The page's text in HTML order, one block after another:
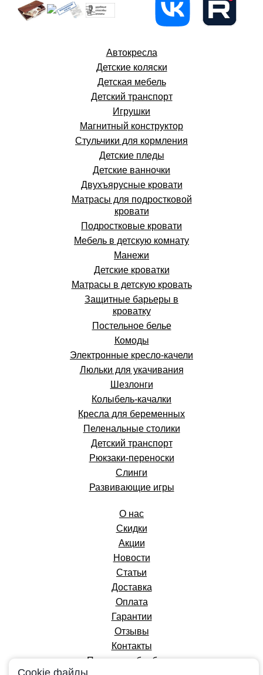
Автокресла
Детские коляски
Детская мебель
Детский транспорт
Игрушки
Магнитный конструктор
Стульчики для кормления
Детские пледы
Детские ванночки
Двухъярусные кровати
Матрасы для подростковой
кровати
Подростковые кровати
Мебель в детскую комнату
Манежи
Детские кроватки
Матрасы в детскую кровать
Защитные барьеры в
кроватку
Постельное белье
Комоды
Электронные кресло-качели
Люльки для укачивания
Шезлонги
Колыбель-качалки
Кресла для беременных
Пеленальные столики
Детский транспорт
Рюкзаки-переноски
Слинги
Развивающие игры
О нас
Скидки
Акции
Новости
Статьи
Доставка
Оплата
Гарантии
Отзывы
Контакты
Политика обработки
персональных данных
Cookie файлы